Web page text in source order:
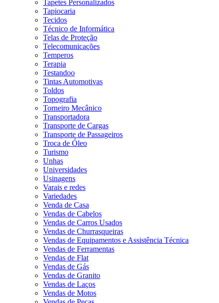
Tapetes Personalizados
Tapiocaria
Tecidos
Técnico de Informática
Telas de Proteção
Telecomunicações
Temperos
Terapia
Testandoo
Tintas Automotivas
Toldos
Topografia
Torneiro Mecânico
Transportadora
Transporte de Cargas
Transporte de Passageiros
Troca de Óleo
Turismo
Unhas
Universidades
Usinagens
Varais e redes
Variedades
Venda de Casa
Vendas de Cabelos
Vendas de Carros Usados
Vendas de Churrasqueiras
Vendas de Equipamentos e Assistência Técnica
Vendas de Ferramentas
Vendas de Flat
Vendas de Gás
Vendas de Granito
Vendas de Laços
Vendas de Motos